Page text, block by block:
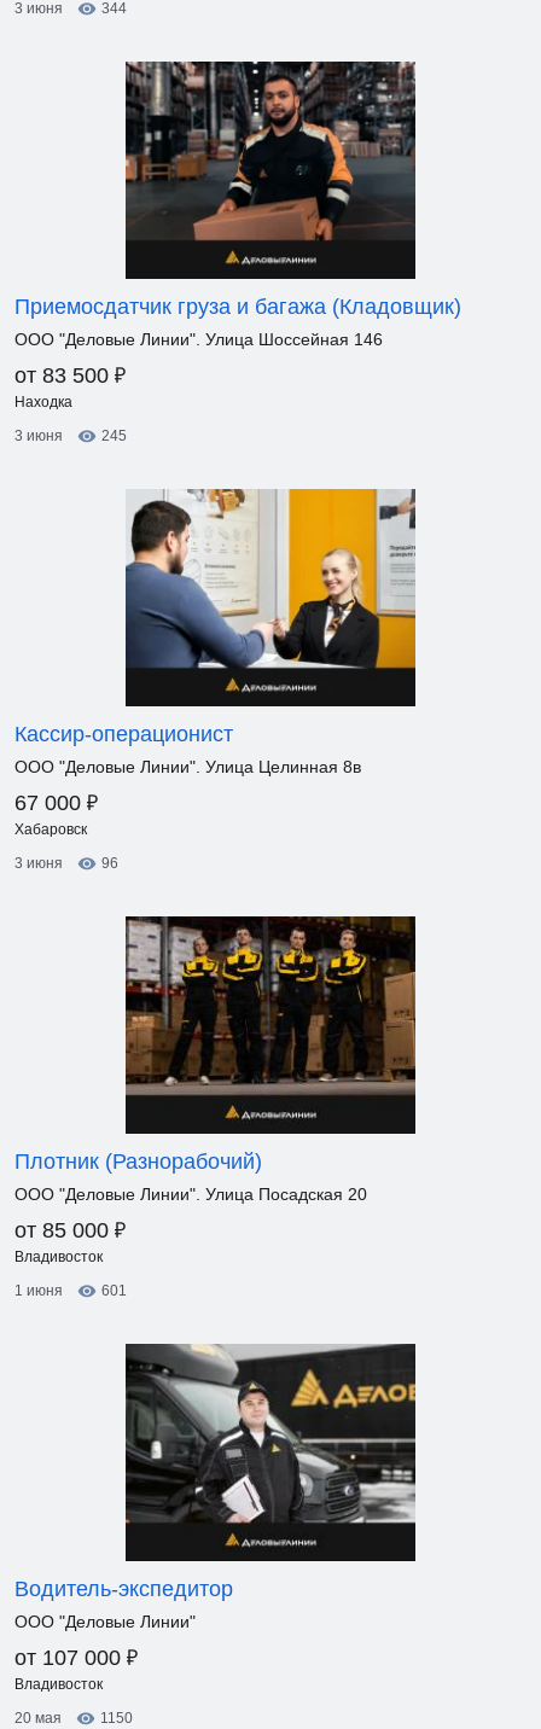
3 июня 344
Приемосдатчик груза и багажа (Кладовщик)
ООО "Деловые Линии". Улица Шоссейная 146
от 83 500 ₽
Находка
3 июня
245
Кассир-операционист
ООО "Деловые Линии". Улица Целинная 8в
67 000 ₽
Хабаровск
3 июня
96
Плотник (Разнорабочий)
ООО "Деловые Линии". Улица Посадская 20
от 85 000 ₽
Владивосток
1 июня
601
Водитель-экспедитор
ООО "Деловые Линии"
от 107 000 ₽
Владивосток
20 мая
1150